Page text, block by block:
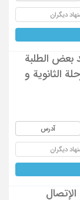
دیگران
بعض الطلبة
الثانویة و
آدرس
دیگران
الإتصال